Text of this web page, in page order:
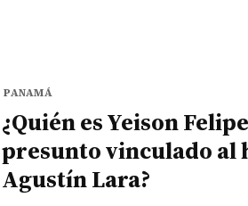
PANAMÁ
¿Quién es Yeison
presunto vinculado al
Agustín Lara?